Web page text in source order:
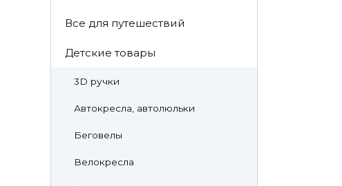
Все для путешествий
Детские товары
3D ручки
Автокресла, автолюльки
Беговелы
Велокресла